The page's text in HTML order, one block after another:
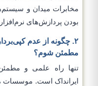
مخابرات میدان و
بودن پردازش‌های
۲. چگونه از عدم
مطمئن شوم؟
تنها راه علمی و
ایرانداک است. موسسات